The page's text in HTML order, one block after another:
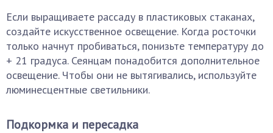
Если выращиваете рассаду в пластиковых стаканах,
создайте искусственное освещение. Когда росточки
только начнут пробиваться, понизьте температуру до
+ 21 градуса. Сеянцам понадобится дополнительное
освещение. Чтобы они не вытягивались, используйте
люминесцентные светильники.
Подкормка и пересадка